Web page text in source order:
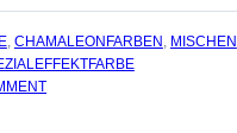
, CHAMALEONFARBEN, MISCHEN
ON